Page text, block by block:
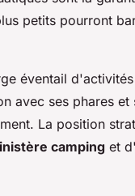
petits pourront
éventail
avec ses phares et
La position
camping et